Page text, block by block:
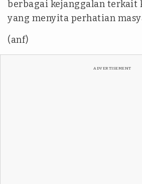
berbagai kejanggalan terkait
yang menyita perhatian
(anf)
ADVERTISEMENT